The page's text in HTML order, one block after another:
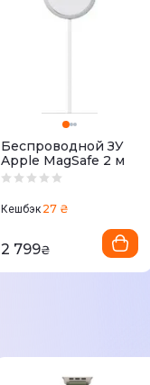
Беспроводной ЗУ
Apple MagSafe 2 м
Кешбэк 27 ₴
2 799₴